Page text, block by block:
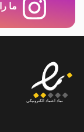
ما
نماد اعتماد الکترونیکی